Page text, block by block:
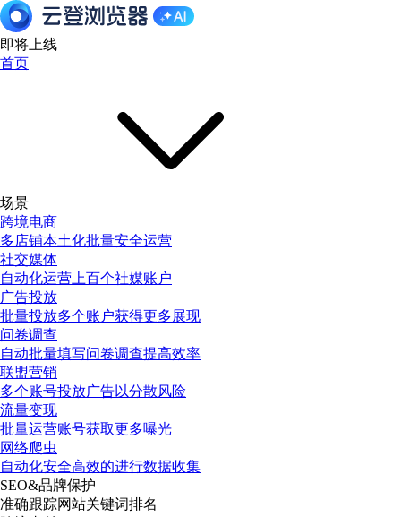
即将上线
首页
场景
跨境电商
多店铺本土化批量安全运营
社交媒体
自动化运营上百个社媒账户
广告投放
批量投放多个账户获得更多展现
问卷调查
自动批量填写问卷调查提高效率
联盟营销
多个账号投放广告以分散风险
流量变现
批量运营账号获取更多曝光
网络爬虫
自动化安全高效的进行数据收集
SEO&品牌保护
准确跟踪网站关键词排名